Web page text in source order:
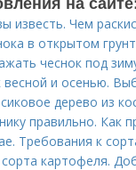
известь. Чем
в открытом
чеснок под
весной и осенью.
дерево из
правильно. Как
Требования к
картофеля.